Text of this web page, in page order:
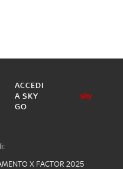
ACCEDI
A SKY
GO
X FACTOR 2025